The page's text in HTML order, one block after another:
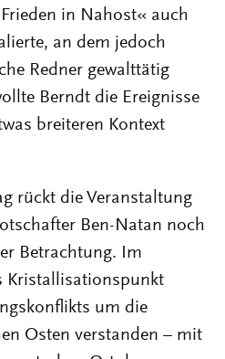
in Nahost« auch
an dem jedoch
Redner gewalttätig
Berndt die Ereignisse
breiteren Kontext
rückt die Veranstaltung
Ben-Natan noch
Betrachtung. Im
Kristallisationspunkt
um die
Osten verstanden – mit